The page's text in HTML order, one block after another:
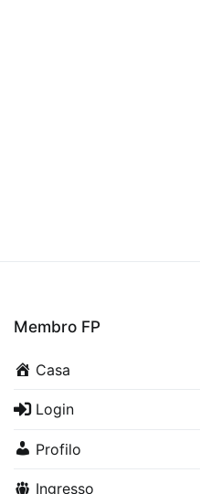
Membro FP
Casa
Login
Profilo
Ingresso